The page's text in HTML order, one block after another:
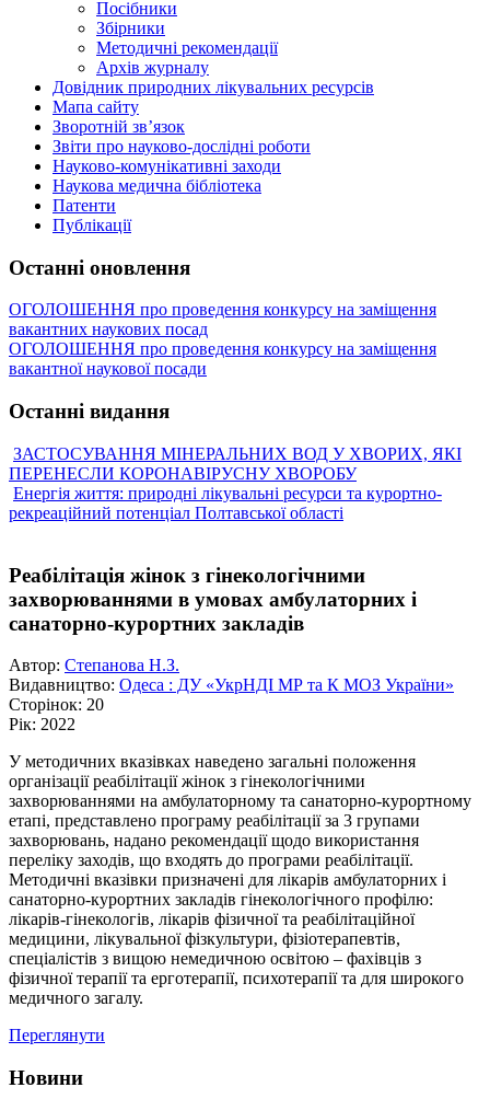
Посібники
Збірники
Методичні рекомендації
Архів журналу
Довідник природних лікувальних ресурсів
Мапа сайту
Зворотній зв’язок
Звіти про науково-дослідні роботи
Науково-комунікативні заходи
Наукова медична бібліотека
Патенти
Публікації
Останні оновлення
ОГОЛОШЕННЯ про проведення конкурсу на заміщення
вакантних наукових посад
ОГОЛОШЕННЯ про проведення конкурсу на заміщення
вакантної наукової посади
Останні видання
ЗАСТОСУВАННЯ МІНЕРАЛЬНИХ ВОД У ХВОРИХ, ЯКІ
ПЕРЕНЕСЛИ КОРОНАВІРУСНУ ХВОРОБУ
Енергія життя: природні лікувальні ресурси та курортно-
рекреаційний потенціал Полтавської області
Реабілітація жінок з гінекологічними
захворюваннями в умовах амбулаторних і
санаторно-курортних закладів
Автор: Степанова Н.З.
Видавництво: Одеса : ДУ «УкрНДІ МР та К МОЗ України»
Сторінок: 20
Рік: 2022
У методичних вказівках наведено загальні положення
організації реабілітації жінок з гінекологічними
захворюваннями на амбулаторному та санаторно-курортному
етапі, представлено програму реабілітації за 3 групами
захворювань, надано рекомендації щодо використання
переліку заходів, що входять до програми реабілітації.
Методичні вказівки призначені для лікарів амбулаторних і
санаторно-курортних закладів гінекологічного профілю:
лікарів-гінекологів, лікарів фізичної та реабілітаційної
медицини, лікувальної фізкультури, фізіотерапевтів,
спеціалістів з вищою немедичною освітою – фахівців з
фізичної терапії та ерготерапії, психотерапії та для широкого
медичного загалу.
Переглянути
Новини